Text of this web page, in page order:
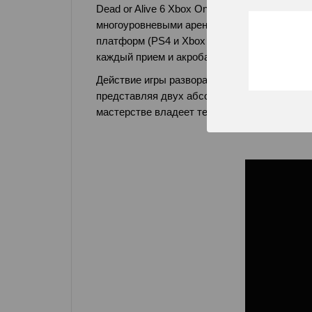
Dead or Alive 6 Xbox One - это
многоуровневыми аренами. Шестая часть
платформ (PS4 и Xbox One).
каждый прием и акробатический кульбит и
Действие игры разворачивается после
представляя двух абсолютно новых
мастерстве владеет технологичным